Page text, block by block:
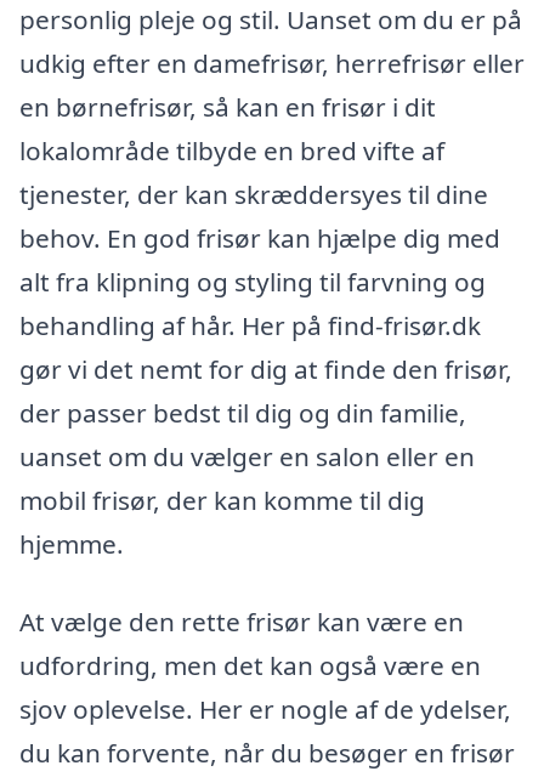
personlig pleje og stil. Uanset om du er på
udkig efter en damefrisør, herrefrisør eller
en børnefrisør, så kan en frisør i dit
lokalområde tilbyde en bred vifte af
tjenester, der kan skræddersyes til dine
behov. En god frisør kan hjælpe dig med
alt fra klipning og styling til farvning og
behandling af hår. Her på find-frisør.dk
gør vi det nemt for dig at finde den frisør,
der passer bedst til dig og din familie,
uanset om du vælger en salon eller en
mobil frisør, der kan komme til dig
hjemme.
At vælge den rette frisør kan være en
udfordring, men det kan også være en
sjov oplevelse. Her er nogle af de ydelser,
du kan forvente, når du besøger en frisør